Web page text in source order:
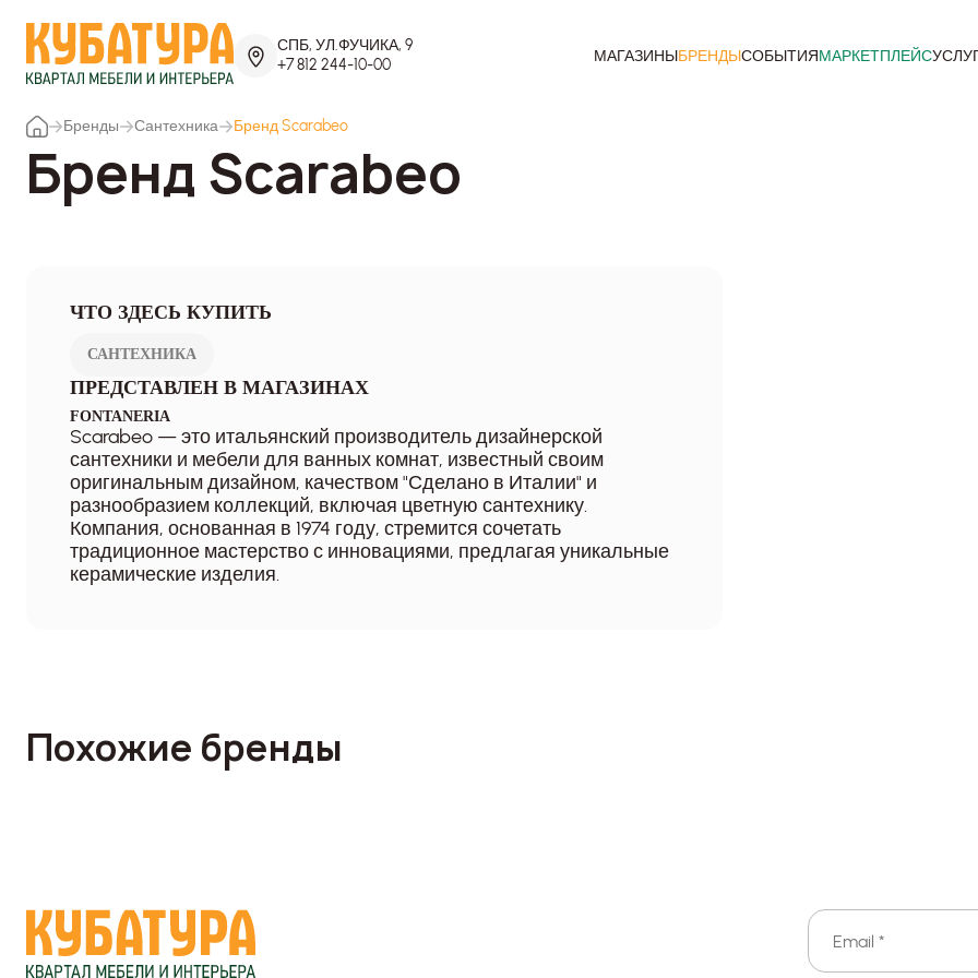
СПБ, УЛ.ФУЧИКА, 9
+7 812 244-10-00
МАГАЗИНЫБРЕНДЫСОБЫТИЯМАРКЕТПЛЕЙС
Бренды Сантехника Бренд Scarabeo
Бренд Scarabeo
ЧТО ЗДЕСЬ КУПИТЬ
САНТЕХНИКА
ПРЕДСТАВЛЕН В МАГАЗИНАХ
FONTANERIA
Scarabeo — это итальянский производитель дизайнерской
сантехники и мебели для ванных комнат, известный своим
оригинальным дизайном, качеством "Сделано в Италии" и
разнообразием коллекций, включая цветную сантехнику.
Компания, основанная в 1974 году, стремится сочетать
традиционное мастерство с инновациями, предлагая уникальные
керамические изделия.
Похожие бренды